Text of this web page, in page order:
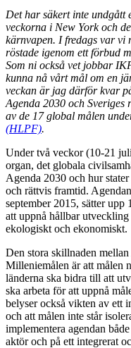
Det har säkert inte undgått
veckorna i New York och
kärnvapen. I fredags var vi
röstade igenom ett förbud
Som ni också vet jobbar
kunna nå vårt mål om en
veckan är jag därför kvar
Agenda 2030 och
av de 17 global målen
(HLPF).
Under två veckor (10-21
organ, det globala
Agenda 2030 och hur
och rättvis framtid.
september 2015, sätter
att uppnå hållbar
ekologiskt och ekonomiskt.
Den stora skillnaden
Milleniemålen är att målen
länderna ska bidra till att
ska arbeta för att uppnå
belyser också vikten av ett
och att målen inte står
implementera agendan
aktör och på ett integrerat